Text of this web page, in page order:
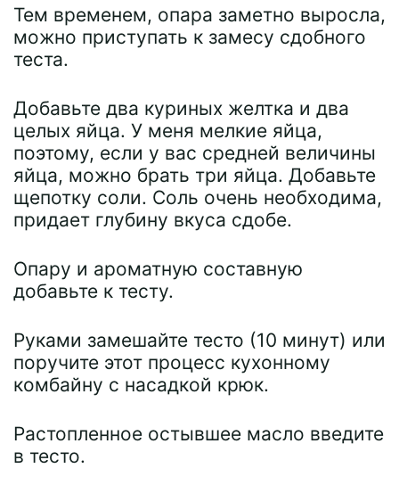
Тем временем, опара заметно выросла,
можно приступать к замесу сдобного
теста.
Добавьте два куриных желтка и два
целых яйца. У меня мелкие яйца,
поэтому, если у вас средней величины
яйца, можно брать три яйца. Добавьте
щепотку соли. Соль очень необходима,
придает глубину вкуса сдобе.
Опару и ароматную составную
добавьте к тесту.
Руками замешайте тесто (10 минут) или
поручите этот процесс кухонному
комбайну с насадкой крюк.
Растопленное остывшее масло введите
в тесто.